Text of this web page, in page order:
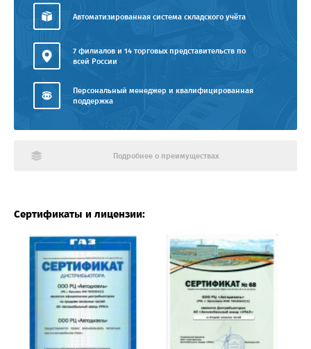
Автоматизированная система складского учёта
7 филиалов и 14 торговых представительств по
всей России
Персональный менеджер и квалифицированная
поддержка
Подробнее о преимуществах
Сертификаты и лицензии: